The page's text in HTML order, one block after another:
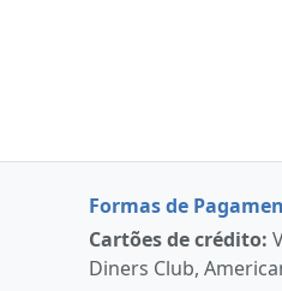
Formas de
Cartões de crédito:
Diners Club,